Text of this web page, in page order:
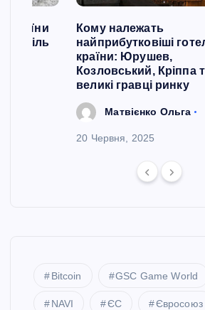
України
сіль
Кому належать
найприбутковіші
країни: Юрушев,
Козловський, Кріппа
великі гравці ринку
Матвієнко Ольга
20 Червня, 2025
Bitcoin GSC Game World
NAVI ЄС Євросоюз